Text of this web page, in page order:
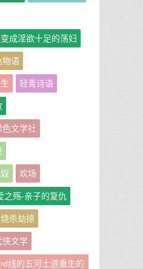
成淫欲十足的荡妇
物语
轻青诗语
色文学社
欢场
之殇-亲子的复仇
杀劫掠
侠文学
线的五河士道重生的